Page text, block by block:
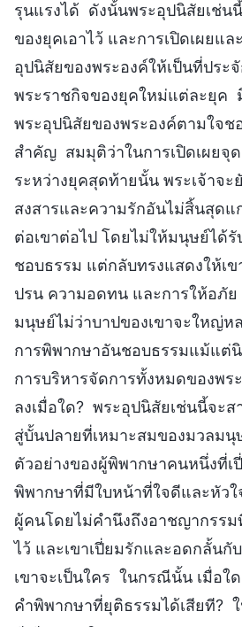
รุนแรงได้ ดังนั้นพระอุปนิสัยเช่น
ของยุคเอาไว้ และการเปิดเผยแ
อุปนิสัยของพระองค์ให้เป็นที่ประ
พระราชกิจของยุคใหม่แต่ละยุค มิ
พระอุปนิสัยของพระองค์ตามใจช
สำคัญ สมมุติว่าในการเปิดเผยจุ
ระหว่างยุคสุดท้ายนั้น พระเจ้าจะ
สงสารและความรักอันไม่สิ้นสุดแ
ต่อเขาต่อไป โดยไม่ให้มนุษย์ได้
ชอบธรรม แต่กลับทรงแสดงให้เ
ปรน ความอดทน และการให้อภั
มนุษย์ไม่ว่าบาปของเขาจะใหญ่ห
การพิพากษาอันชอบธรรมแม้แต่
การบริหารจัดการทั้งหมดของพร
ลงเมื่อใด? พระอุปนิสัยเช่นนี้จะ
สู่บั้นปลายที่เหมาะสมของมวลมนุ
ตัวอย่างของผู้พิพากษาคนหนึ่งที่เ
พิพากษาที่มีใบหน้าที่ใจดีและหัว
ผู้คนโดยไม่คำนึงถึงอาชญากรรม
ไว้ และเขาเปี่ยมรักและอดกลั้นกั
เขาจะเป็นใคร ในกรณีนั้น เมื่อใ
คำพิพากษาที่ยุติธรรมได้เสียที?